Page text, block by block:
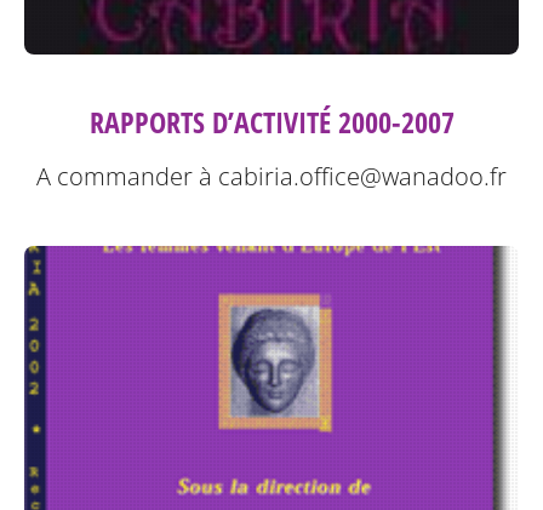
RAPPORTS D’ACTIVITÉ 2000-2007
A commander à cabiria.office@wanadoo.fr